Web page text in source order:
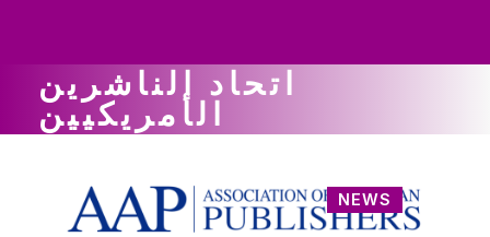
اتحاد الناشرين
الأمريكيين
NEWS